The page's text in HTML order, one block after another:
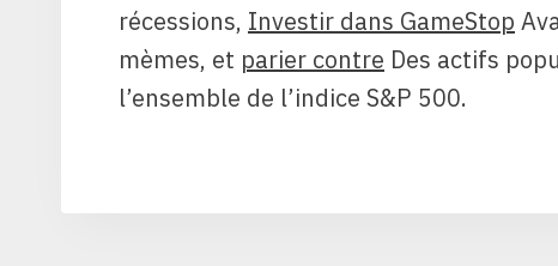
récessions, Investir dans GameStop
mèmes, et parier contre Des actifs
l’ensemble de l’indice S&P 500.